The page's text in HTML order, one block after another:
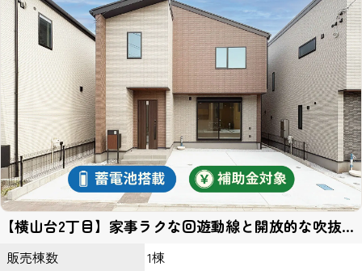
指導いたします。
個人情報の開示
当社がお預かりした個人情報は、下記のいずれかに該当する場合を
除いていかなる第三者にも開示いたしません。
１、お客様の同意がある場合。
２、法令の規定に基づく、裁判所等の命令・請求によるとき。
３、警察等の捜査協力のため。
４、当サイトに個人情報の収集にあたり掲示された規約等により、
特段の定めがあるとき。
第三者とのリンク
当サイトの第三者とのリンクにおいて、リンク先サイト内において
ません。
【横山台2丁目】家事ラクな回遊動線と開放的な吹抜け
販売棟数
1棟